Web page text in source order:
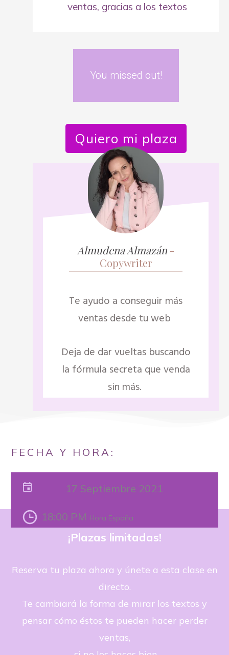
ventas, gracias a los textos
You missed out!
Quiero mi plaza
Almudena Almazán -
Copywriter
Te ayudo a conseguir más
ventas desde tu web
Deja de dar vueltas buscando
la fórmula secreta que venda
sin más.
FECHA Y HORA:
17 Septiembre 2021
18:00 PM Hora España
¡Plazas limitadas!
Reserva tu plaza ahora y únete a esta clase en
directo.
Te cambiará la forma de mirar los textos y
pensar cómo éstos te pueden hacer perder
ventas,